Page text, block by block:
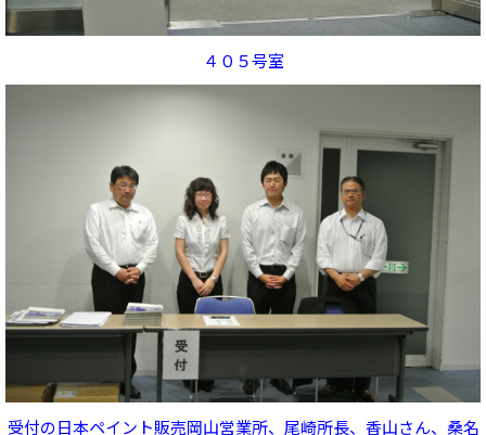
４０５号室
受付の日本ペイント販売岡山営業所、尾崎所長、香山さん、桑名